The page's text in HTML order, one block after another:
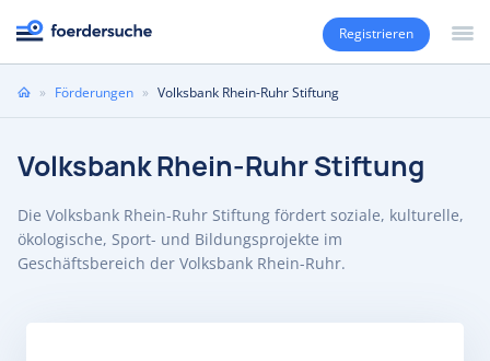
Registrieren
Sie» Förderungen » Volksbank Rhein-Ruhr Stiftung
Volksbank Rhein-Ruhr Stiftung
Die Volksbank Rhein-Ruhr Stiftung fördert soziale, kulturelle,
ökologische, Sport- und Bildungsprojekte im
Geschäftsbereich der Volksbank Rhein-Ruhr.